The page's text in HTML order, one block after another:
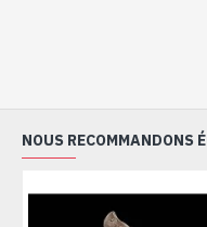
NOUS RECOMMANDONS